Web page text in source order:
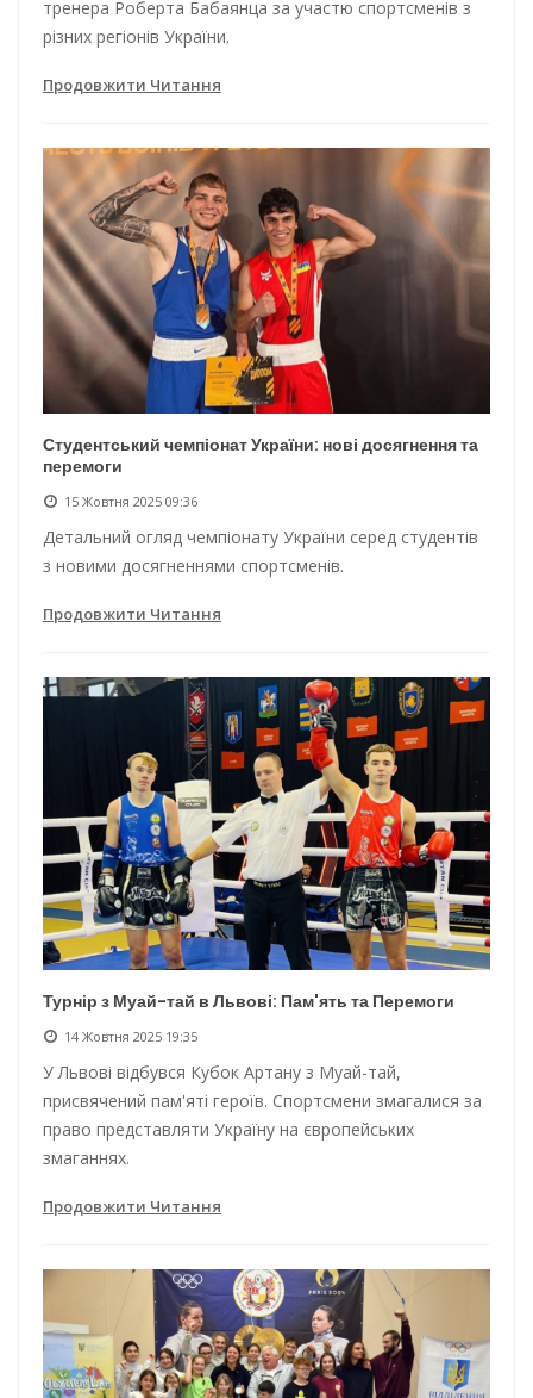
тренера Роберта Бабаянца за участю спортсменів з
різних регіонів України.
Продовжити Читання
Студентський чемпіонат України: нові досягнення та
перемоги
15 Жовтня 2025 09:36
Детальний огляд чемпіонату України серед студентів
з новими досягненнями спортсменів.
Продовжити Читання
Турнір з Муай-тай в Львові: Пам'ять та Перемоги
14 Жовтня 2025 19:35
У Львові відбувся Кубок Артану з Муай-тай,
присвячений пам'яті героїв. Спортсмени змагалися за
право представляти Україну на європейських
змаганнях.
Продовжити Читання